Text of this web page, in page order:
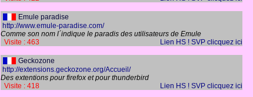
Emule paradise
http://www.emule-paradise.com/
Comme son nom l´indique le paradis des utilisateurs de Emule
Visite : 463
Lien HS ! SVP clicquez ici
Geckozone
http://extensions.geckozone.org/Accueil/
Des extentions pour firefox et pour thunderbird
Visite : 418
Lien HS ! SVP clicquez ici